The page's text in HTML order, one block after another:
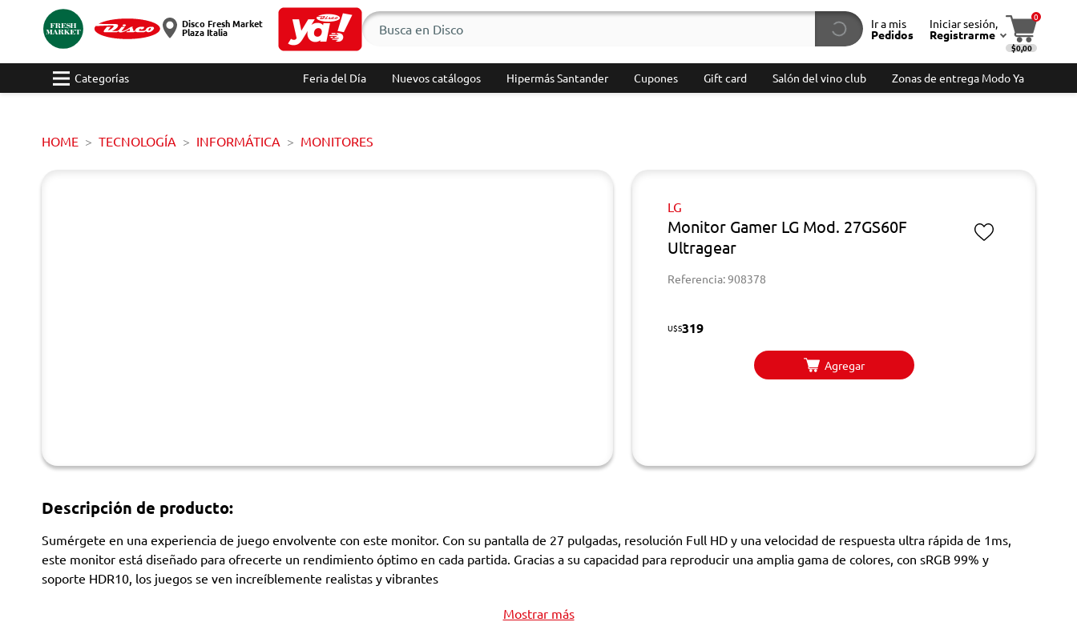
Disco Fresh Market
Plaza Italia
Ir a mis
Pedidos
Iniciar sesión,
Registrarme
0
$0,00
Categorías Feria del Día Nuevos catálogos Hipermás Santander Cupones Gift card Salón del vino club Zonas de entrega Modo Ya
HOME TECNOLOGÍA INFORMÁTICA MONITORES
LG
Monitor Gamer LG Mod. 27GS60F
Ultragear
Referencia: 908378
U$S319
Agregar
Descripción de producto:
Sumérgete en una experiencia de juego envolvente con este monitor. Con su pantalla de 27 pulgadas, resolución Full HD y una velocidad de respuesta ultra rápida de 1ms,
este monitor está diseñado para ofrecerte un rendimiento óptimo en cada partida. Gracias a su capacidad para reproducir una amplia gama de colores, con sRGB 99% y
soporte HDR10, los juegos se ven increíblemente realistas y vibrantes
Mostrar más